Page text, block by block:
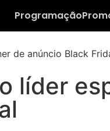
Programação
líder